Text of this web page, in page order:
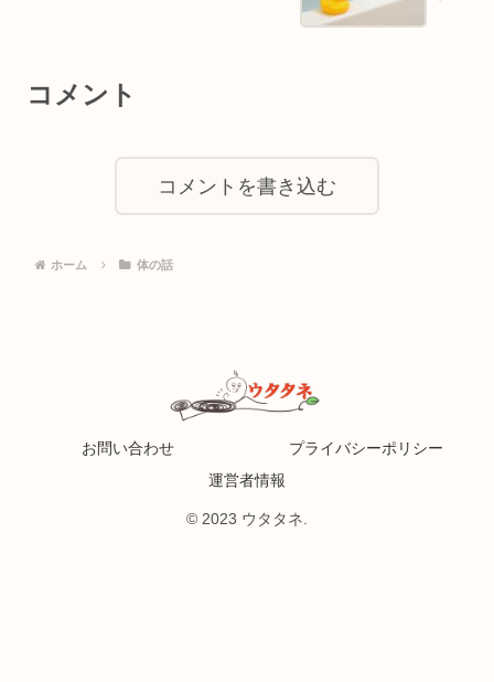
コメント
コメントを書き込む
ホーム 体の話
お問い合わせ
プライバシーポリシー
運営者情報
© 2023 ウタタネ.